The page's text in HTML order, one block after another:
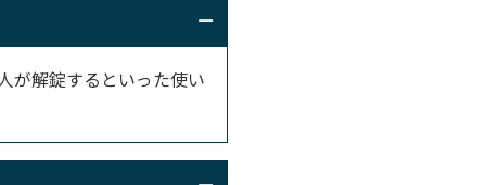
が解錠するといった使い